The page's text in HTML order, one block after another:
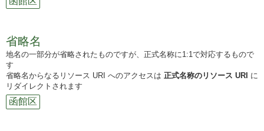
省略名
地名の一部分が省略されたものですが、正式名称に1:1で対応するもので
す
省略名からなるリソース URI へのアクセスは 正式名称のリソース URI に
リダイレクトされます
函館区